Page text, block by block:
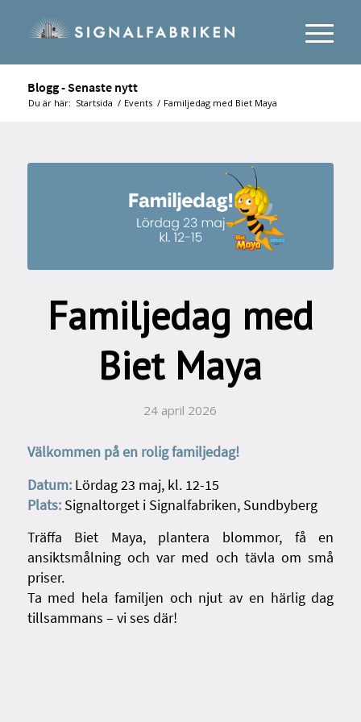
Blogg - Senaste nytt
Du är här: Startsida / Events / Familjedag med Biet Maya
Familjedag med
Biet Maya
24 april 2026
Välkommen på en rolig familjedag!
Datum:Lördag 23 maj, kl. 12-15
Plats:Signaltorget i Signalfabriken, Sundbyberg
Träffa Biet Maya, plantera blommor, få en
ansiktsmålning och var med och tävla om små
priser.
Ta med hela familjen och njut av en härlig dag
tillsammans – vi ses där!